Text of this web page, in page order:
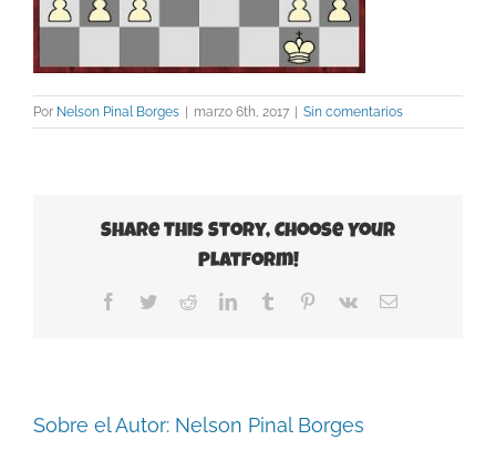
Por Nelson Pinal Borges | marzo 6th, 2017 | Sin comentarios
Share This Story, Choose Your
Platform!
Facebook
TwitterRedditLinkedInTumblr Pinterest
Vk
Correo
Sobre el Autor: Nelson Pinal Borges